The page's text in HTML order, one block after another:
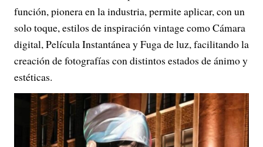
función, pionera en la industria, permite aplicar, con un
solo toque, estilos de inspiración vintage como Cámara
digital, Película Instantánea y Fuga de luz, facilitando la
creación de fotografías con distintos estados de ánimo y
estéticas.